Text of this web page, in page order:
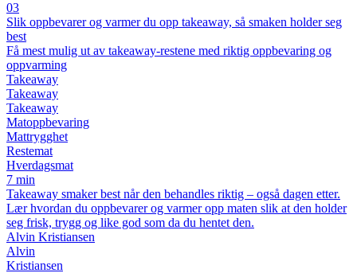
03
Slik oppbevarer og varmer du opp takeaway, så smaken holder seg
best
Få mest mulig ut av takeaway-restene med riktig oppbevaring og
oppvarming
Takeaway
Takeaway
Takeaway
Matoppbevaring
Mattrygghet
Restemat
Hverdagsmat
7 min
Takeaway smaker best når den behandles riktig – også dagen etter.
Lær hvordan du oppbevarer og varmer opp maten slik at den holder
seg frisk, trygg og like god som da du hentet den.
Alvin Kristiansen
Alvin
Kristiansen